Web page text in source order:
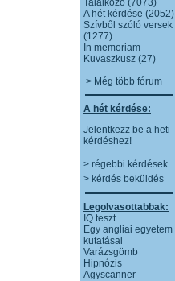
Találkozó (7073)
A hét kérdése (2052)
Szívből szóló versek
(1277)
In memoriam
Kuvaszkusz (27)
> Még több fórum
A hét kérdése:
Jelentkezz be a heti
kérdéshez!
> régebbi kérdések
> kérdés beküldés
Legolvasottabbak:
IQ teszt
Egy angliai egyetem
kutatásai
Varázsgömb
Hipnózis
Agyscanner